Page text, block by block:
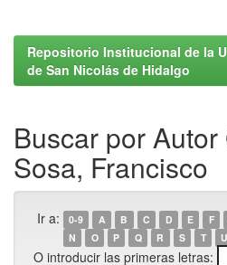
Repositorio Institucional de la
de San Nicolás de Hidalgo
Buscar por
Sosa, Francisco
Ir a: 0-9 A B C D E F
N
O P Q R S T U
O introducir las primeras letras: